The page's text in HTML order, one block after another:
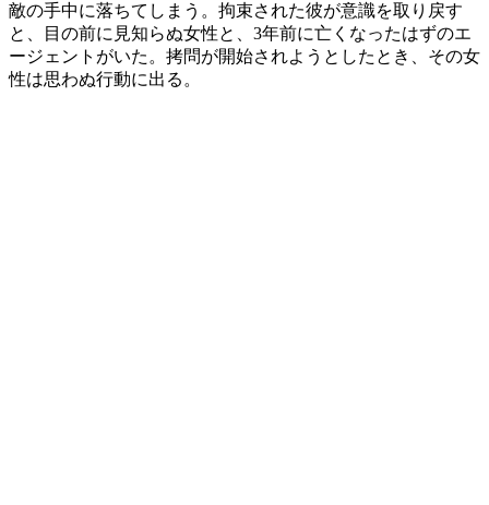
敵の手中に落ちてしまう。拘束された彼が意識を取り戻す
と、目の前に見知らぬ女性と、3年前に亡くなったはずのエ
ージェントがいた。拷問が開始されようとしたとき、その女
性は思わぬ行動に出る。